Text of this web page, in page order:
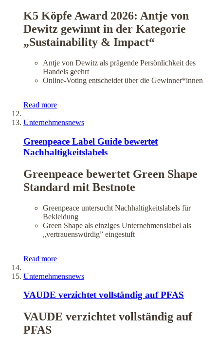
K5 Köpfe Award 2026: Antje von
Dewitz gewinnt in der Kategorie
„Sustainability & Impact“
Antje von Dewitz als prägende Persönlichkeit des
Handels geehrt
Online-Voting entscheidet über die Gewinner*innen
Read more
Unternehmensnews
Greenpeace Label Guide bewertet
Nachhaltigkeitslabels
Greenpeace bewertet Green Shape
Standard mit Bestnote
Greenpeace untersucht Nachhaltigkeitslabels für
Bekleidung
Green Shape als einziges Unternehmenslabel als
„vertrauenswürdig” eingestuft
Read more
Unternehmensnews
VAUDE verzichtet vollständig auf PFAS
VAUDE verzichtet vollständig auf
PFAS